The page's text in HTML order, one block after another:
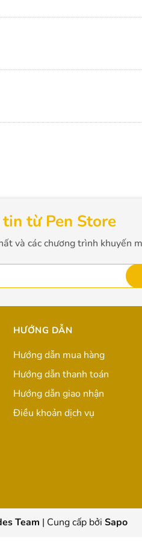
từ Pen Store
và các chương trình khuyến
HƯỚNG DẪN
Hướng dẫn mua hàng
Hướng dẫn thanh toán
Hướng dẫn giao nhận
Điều khoản dịch vụ
Team | Cung cấp bởi Sapo